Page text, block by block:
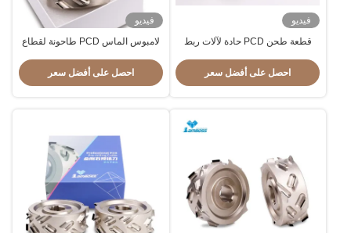
فيديو
قطعة طحن PCD حادة لآلات ربط
احصل على أفضل سعر
فيديو
لامبوس الماس PCD طاحونة لقطاع
احصل على أفضل سعر